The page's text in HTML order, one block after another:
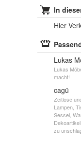
In
Hier
Lukas
Lukas
macht!
cagü
Zeitlose
Lampen,
Sessel,
zu